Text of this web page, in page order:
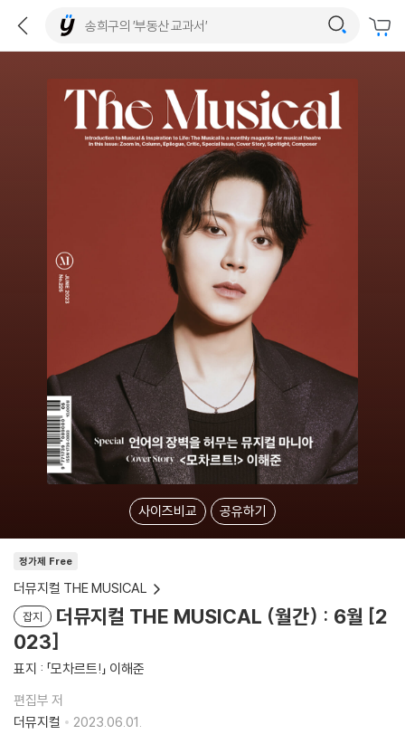
사이즈비교 공유하기
정가제 Free
더뮤지컬 THE MUSICAL
잡지
더뮤지컬 THE MUSICAL (월간) : 6월 [2
023]
표지 : 「모차르트!」 이해준
편집부 저
더뮤지컬
2023.06.01.